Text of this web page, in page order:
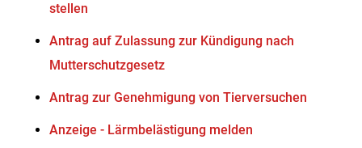
stellen
Antrag auf Zulassung zur Kündigung nach
Mutterschutzgesetz
Antrag zur Genehmigung von Tierversuchen
Anzeige - Lärmbelästigung melden